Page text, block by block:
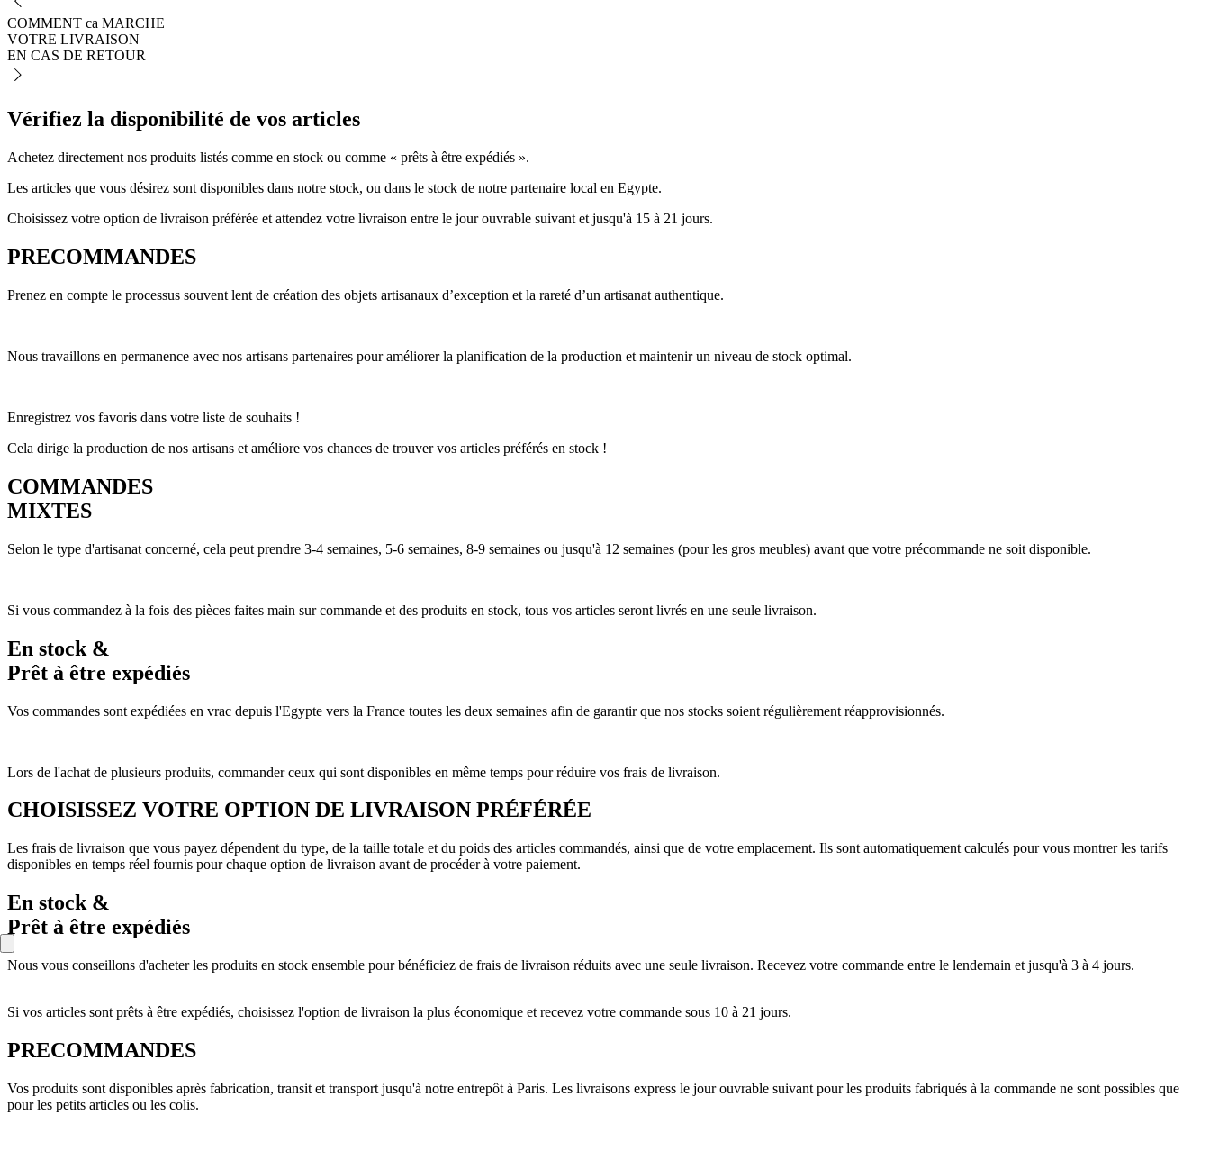
COMMENT ca MARCHE
VOTRE LIVRAISON
EN CAS DE RETOUR
Vérifiez la disponibilité de vos articles
Achetez directement nos produits listés comme en stock ou comme « prêts à être expédiés ».
Les articles que vous désirez sont disponibles dans notre stock, ou dans le stock de notre partenaire local en Egypte.
Choisissez votre option de livraison préférée et attendez votre livraison entre le jour ouvrable suivant et jusqu'à 15 à 21 jours.
PRECOMMANDES
Prenez en compte le processus souvent lent de création des objets artisanaux d’exception et la rareté d’un artisanat authentique.
Nous travaillons en permanence avec nos artisans partenaires pour améliorer la planification de la production et maintenir un niveau de stock optimal.
Enregistrez vos favoris dans votre liste de souhaits !
Cela dirige la production de nos artisans et améliore vos chances de trouver vos articles préférés en stock !
COMMANDES
MIXTES
Selon le type d'artisanat concerné, cela peut prendre 3-4 semaines, 5-6 semaines, 8-9 semaines ou jusqu'à 12 semaines (pour les gros meubles) avant que votre précommande ne soit disponible.
Si vous commandez à la fois des pièces faites main sur commande et des produits en stock, tous vos articles seront livrés en une seule livraison.
En stock &
Prêt à être expédiés
Vos commandes sont expédiées en vrac depuis l'Egypte vers la France toutes les deux semaines afin de garantir que nos stocks soient régulièrement réapprovisionnés.
Lors de l'achat de plusieurs produits, commander ceux qui sont disponibles en même temps pour réduire vos frais de livraison.
CHOISISSEZ VOTRE OPTION DE LIVRAISON PRÉFÉRÉE
Les frais de livraison que vous payez dépendent du type, de la taille totale et du poids des articles commandés, ainsi que de votre emplacement. Ils sont automatiquement calculés pour vous montrer les tarifs
disponibles en temps réel fournis pour chaque option de livraison avant de procéder à votre paiement.
En stock &
Prêt à être expédiés
Nous vous conseillons d'acheter les produits en stock ensemble pour bénéficiez de frais de livraison réduits avec une seule livraison. Recevez votre commande entre le lendemain et jusqu'à 3 à 4 jours.
Si vos articles sont prêts à être expédiés, choisissez l'option de livraison la plus économique et recevez votre commande sous 10 à 21 jours.
PRECOMMANDES
Vos produits sont disponibles après fabrication, transit et transport jusqu'à notre entrepôt à Paris. Les livraisons express le jour ouvrable suivant pour les produits fabriqués à la commande ne sont possibles que
pour les petits articles ou les colis.